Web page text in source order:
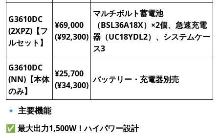
G3610DC
(2XPZ)【フ
ルセット】
¥69,000
(¥92,300)
マルチボルト蓄電池
（BSL36A18X）×2個、急速充電
器（UC18YDL2）、システムケー
ス3
G3610DC
(NN)【本体
のみ】
¥25,700
(¥34,300)
バッテリー・充電器別売
🔹 主要機能
✅ 最大出力1,500W！ハイパワー設計